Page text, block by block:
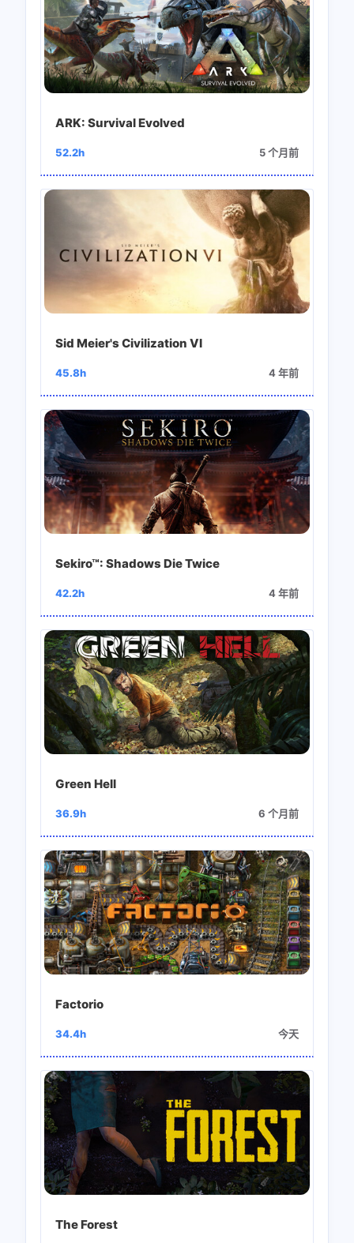
ARK: Survival Evolved
52.2h 5 个月前
Sid Meier's Civilization VI
45.8h 4 年前
Sekiro™: Shadows Die Twice
42.2h 4 年前
Green Hell
36.9h 6 个月前
Factorio
34.4h 今天
The Forest